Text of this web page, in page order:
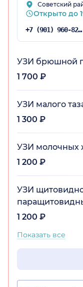
Советский
Открыто до
+7 (901) 960-82-53
УЗИ брюшной
1 700 ₽
УЗИ малого
1 300 ₽
УЗИ молочных
1 200 ₽
УЗИ
1 200 ₽
Показать все